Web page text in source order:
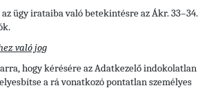
ügy irataiba való betekintésre az Ákr. 33–34.
való jog
hogy kérésére az Adatkezelő indokolatlan
a rá vonatkozó pontatlan személyes